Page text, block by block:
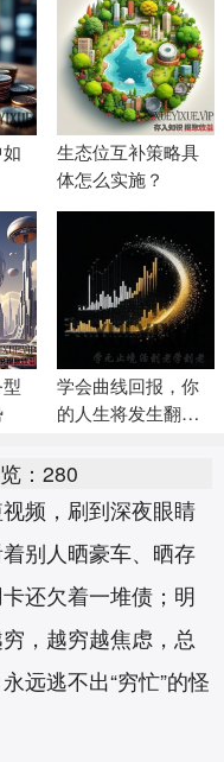
生态位互补策略具
体怎么实施？
学会曲线回报，你
的人生将发生翻天
：280
频，刷到深夜眼睛
别人晒豪车、晒存
还欠着一堆债；明
，越穷越焦虑，总
远逃不出“穷忙”的怪